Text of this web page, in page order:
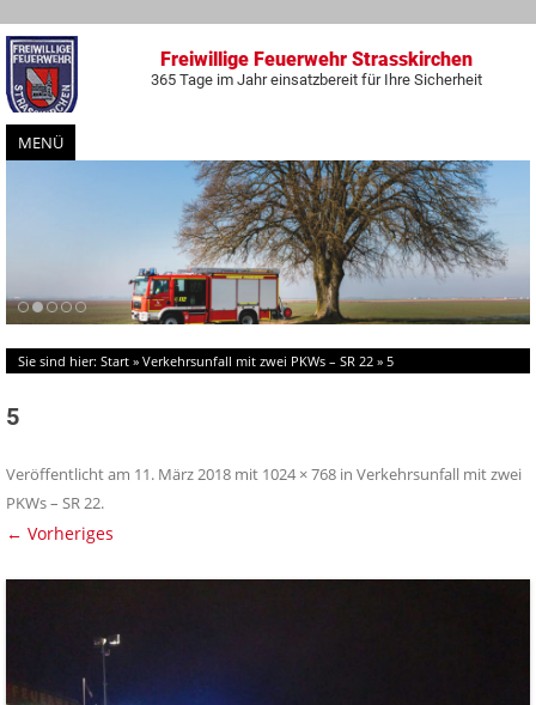
Freiwillige Feuerwehr Strasskirchen
365 Tage im Jahr einsatzbereit für Ihre Sicherheit
MENÜ
Zum
Inhalt
springen
Sie sind hier: Start » Verkehrsunfall mit zwei PKWs – SR 22 » 5
5
Veröffentlicht am 11. März 2018 mit 1024 × 768 in Verkehrsunfall mit zwei
PKWs – SR 22.
← Vorheriges